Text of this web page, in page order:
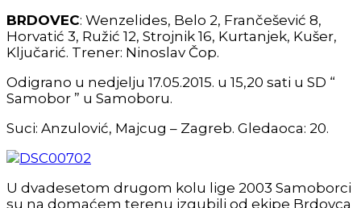
BRDOVEC: Wenzelides, Belo 2, Frančešević 8,
Horvatić 3, Ružić 12, Strojnik 16, Kurtanjek, Kušer,
Ključarić. Trener: Ninoslav Čop.
Odigrano u nedjelju 17.05.2015. u 15,20 sati u SD “
Samobor ” u Samoboru.
Suci: Anzulović, Majcug – Zagreb. Gledaoca: 20.
U dvadesetom drugom kolu lige 2003 Samoborci
su na domaćem terenu izgubili od ekipe Brdovca